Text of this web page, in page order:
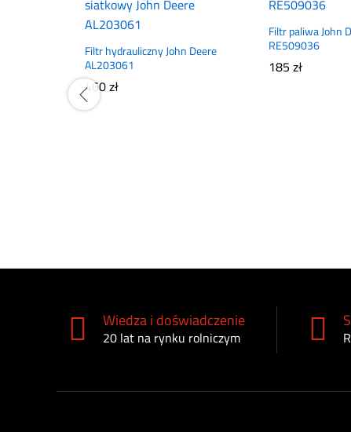
Filtr hydrauliczny John Deere
AL203061
460zł
Filtr paliwa John
RE509036
185zł
Wiedza i doświadczenie
20 lat na rynku rolniczym